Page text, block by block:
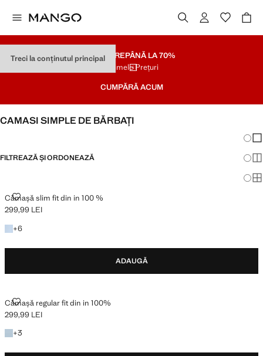
Treci la conținutul principalSOLDAREPÂNĂ LA 70%
Ultimele Prețuri
CUMPĂRĂ ACUM
CAMASI SIMPLE DE BĂRBAȚI
FILTREAZĂ ȘI ORDONEAZĂ
Cămașă slim fit din in 100 %
CĂMAȘĂ SLIM FIT DIN IN 100 %
Preț actual [299,99 LEI ]
299,99 LEI
+6
Câteva culori
ADAUGĂ
Cămașă regular fit din in 100%
CĂMAȘĂ REGULAR FIT DIN IN 100%
Preț actual [299,99 LEI ]
299,99 LEI
+3
Câteva culori